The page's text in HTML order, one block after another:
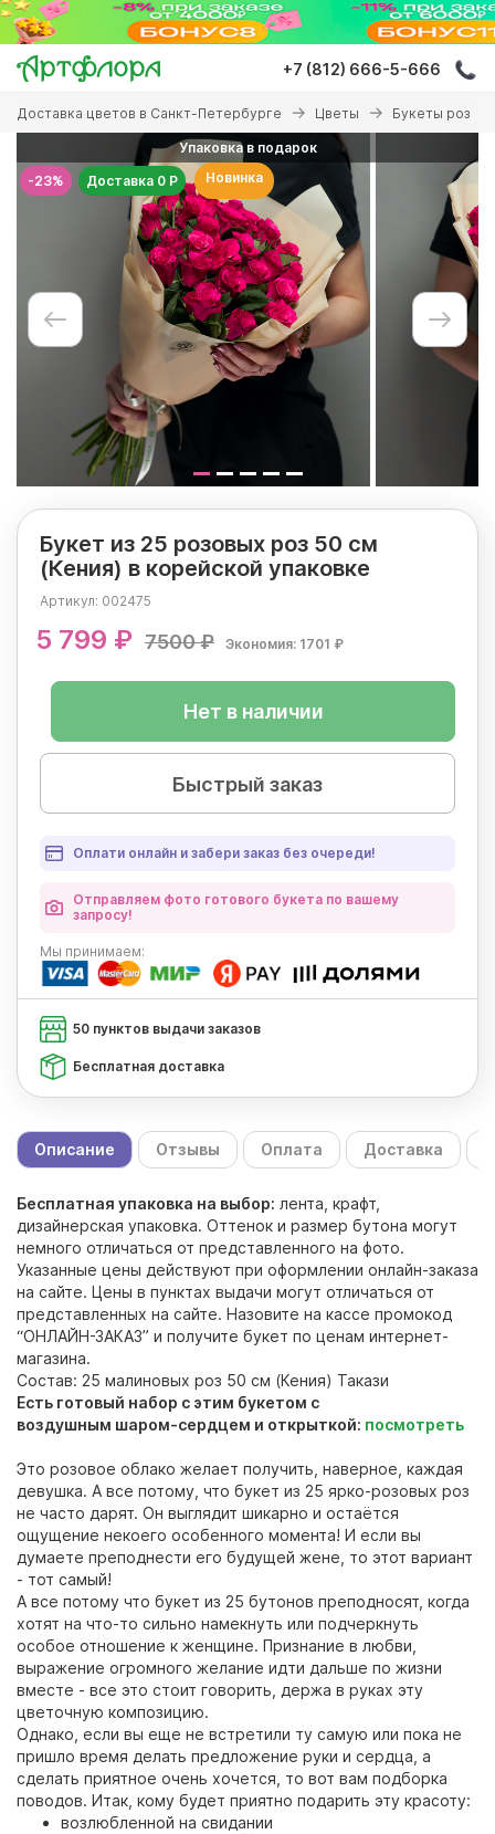
Перейти
основному
содержанию
+7 (812) 666-5-666
Вы
здесь
Доставка цветов в Санкт-Петербурге Цветы Букеты роз
-23%
Упаковка в подарок
Доставка 0 Р
Новинка
Букет из 25 розовых роз 50 см
(Кения) в корейской упаковке
Артикул: 002475
5 799 ₽ 7500 ₽ Экономия: 1701 ₽
Нет в наличии
Быстрый заказ
Оплати онлайн и забери заказ без очереди!
Отправляем фото готового букета по вашему
запросу!
Мы принимаем:
50 пунктов выдачи заказов
Бесплатная доставка
Описание Отзывы Оплата Доставка
Бесплатная упаковка на выбор: лента, крафт,
дизайнерская упаковка. Оттенок и размер бутона могут
немного отличаться от представленного на фото.
Указанные цены действуют при оформлении онлайн-заказа
на сайте. Цены в пунктах выдачи могут отличаться от
представленных на сайте. Назовите на кассе промокод
“ОНЛАЙН-ЗАКАЗ” и получите букет по ценам интернет-
магазина.
Состав: 25 малиновых роз 50 см (Кения) Такази
Есть готовый набор с этим букетом с
воздушным шаром-сердцем и открыткой: посмотреть
Это розовое облако желает получить, наверное, каждая
девушка. А все потому, что букет из 25 ярко-розовых роз
не часто дарят. Он выглядит шикарно и остаётся
ощущение некоего особенного момента! И если вы
думаете преподнести его будущей жене, то этот вариант
- тот самый!
А все потому что букет из 25 бутонов преподносят, когда
хотят на что-то сильно намекнуть или подчеркнуть
особое отношение к женщине. Признание в любви,
выражение огромного желание идти дальше по жизни
вместе - все это стоит говорить, держа в руках эту
цветочную композицию.
Однако, если вы еще не встретили ту самую или пока не
пришло время делать предложение руки и сердца, а
сделать приятное очень хочется, то вот вам подборка
поводов. Итак, кому будет приятно подарить эту красоту:
возлюбленной на свидании